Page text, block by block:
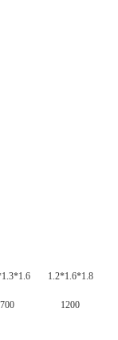
1.2*1.6*1.8
700 1200